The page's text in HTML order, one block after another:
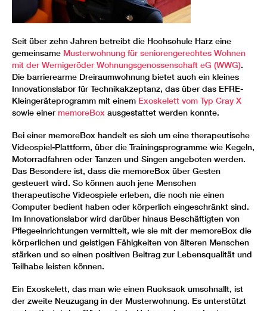
Seit über zehn Jahren betreibt die Hochschule Harz eine
gemeinsame Musterwohnung für seniorengerechtes Wohnen
mit der Wernigeröder Wohnungsgenossenschaft eG (WWG).
Die barrierearme Dreiraumwohnung bietet auch ein kleines
Innovationslabor für Technikakzeptanz, das über das EFRE-
Kleingeräteprogramm mit einem Exoskelett vom Typ Cray X
sowie einer memoreBox ausgestattet werden konnte.
Bei einer memoreBox handelt es sich um eine therapeutische
Videospiel-Plattform, über die Trainingsprogramme wie Kegeln,
Motorradfahren oder Tanzen und Singen angeboten werden.
Das Besondere ist, dass die memoreBox über Gesten
gesteuert wird. So können auch jene Menschen
therapeutische Videospiele erleben, die noch nie einen
Computer bedient haben oder körperlich eingeschränkt sind.
Im Innovationslabor wird darüber hinaus Beschäftigten von
Pflegeeinrichtungen vermittelt, wie sie mit der memoreBox die
körperlichen und geistigen Fähigkeiten von älteren Menschen
stärken und so einen positiven Beitrag zur Lebensqualität und
Teilhabe leisten können.
Ein Exoskelett, das man wie einen Rucksack umschnallt, ist
der zweite Neuzugang in der Musterwohnung. Es unterstützt